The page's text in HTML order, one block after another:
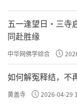
五一逢望日・三寺
同赴胜缘
中华网佛学综合
如何解冤释结，不
黄盖寺 2026-04-29